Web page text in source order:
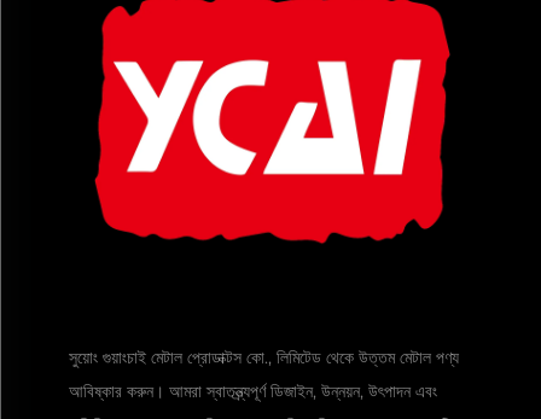
সুয়োং গুয়াংচাই মেটাল প্রোডাক্টস কো., লিমিটেড থেকে উত্তম মেটাল পণ্য
আবিষ্কার করুন। আমরা স্বাতন্ত্র্যপূর্ণ ডিজাইন, উন্নয়ন, উৎপাদন এবং